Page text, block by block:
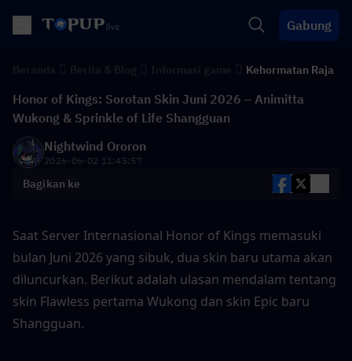
Gabung
Kehormatan Raja
Honor of Kings: Sorotan Skin Juni 2026 – Animitta
Wukong & Sprinkle of Life Shangguan
Nightwind Ororon
2026-06-02 11:45:57
Bagikan ke
Saat Server Internasional Honor of Kings memasuki
bulan Juni 2026 yang sibuk, dua skin baru utama akan
diluncurkan. Berikut adalah ulasan mendalam tentang
skin Flawless pertama Wukong dan skin Epic baru
Shangguan.